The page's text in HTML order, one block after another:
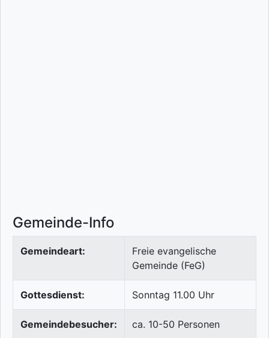
Gemeinde-Info
Gemeindeart:
Freie evangelische
Gemeinde (FeG)
Gottesdienst: Sonntag 11.00 Uhr
Gemeindebesucher: ca. 10-50 Personen